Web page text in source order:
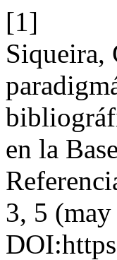
[1]
Siqueira,
en la
3, 5